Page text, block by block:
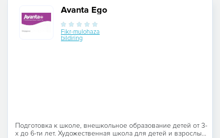
Avanta Ego
Fikr-mulohaza
bildiring
Подготовка к школе, внешкольное образование детей от 3-
х до 6-ти лет. Художественная школа для детей и взрослы...